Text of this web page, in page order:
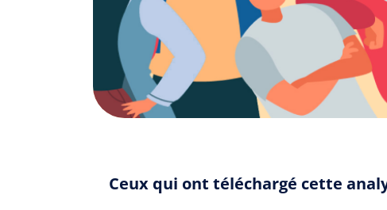
Ceux qui ont téléchargé cette